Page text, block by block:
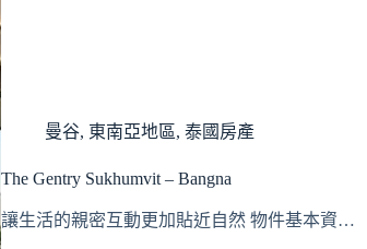
曼谷, 東南亞地區, 泰國房產
The Gentry Sukhumvit – Bangna
讓生活的親密互動更加貼近自然 物件基本資…